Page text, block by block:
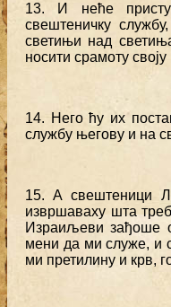
13. И неће
свештеничку
светињи над
носити срамоту
14. Него ћу их
службу његову и на
15. А свештеници
извршаваху шта
Израиљеви зађоше
мени да ми служе, и
ми претилину и крв,